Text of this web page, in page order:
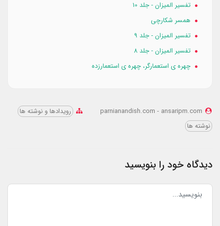
تفسیر المیزان - جلد 10
همسر شكارچي
تفسیر المیزان - جلد 9
تفسیر المیزان - جلد 8
چهره‌ ی استعمارگر، چهره‌ ی استعمار‌‌‌‌زده
parnianandish.com - ansaripm.com
رویدادها و نوشته‌ ها
نوشته ها
دیدگاه خود را بنویسید